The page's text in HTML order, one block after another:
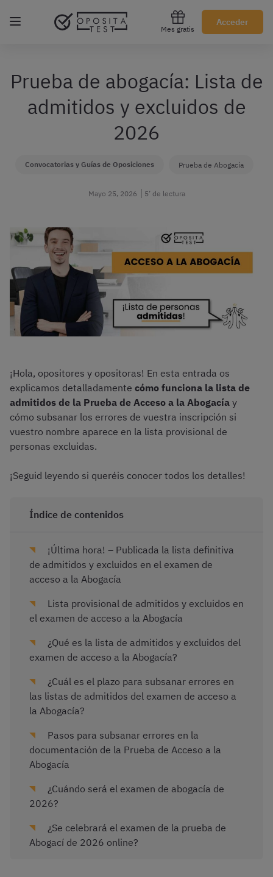
Mes gratis
Acceder
Regístrate gratis
Prueba de abogacía: Lista de
admitidos y excluidos de
2026
Convocatorias y Guías de Oposiciones Prueba de Abogacía
Mayo 25, 2026 5’ de lectura
¡Hola, opositores y opositoras! En esta entrada os
explicamos detalladamente cómo funciona la lista de
admitidos de la Prueba de Acceso a la Abogacía y
cómo subsanar los errores de vuestra inscripción si
vuestro nombre aparece en la lista provisional de
personas excluidas.
¡Seguid leyendo si queréis conocer todos los detalles!
Índice de contenidos
¡Última hora! – Publicada la lista definitiva
de admitidos y excluidos en el examen de
acceso a la Abogacía
Lista provisional de admitidos y excluidos en
el examen de acceso a la Abogacía
¿Qué es la lista de admitidos y excluidos del
examen de acceso a la Abogacía?
¿Cuál es el plazo para subsanar errores en
las listas de admitidos del examen de acceso a
la Abogacía?
Pasos para subsanar errores en la
documentación de la Prueba de Acceso a la
Abogacía
¿Cuándo será el examen de abogacía de
2026?
¿Se celebrará el examen de la prueba de
Abogací de 2026 online?